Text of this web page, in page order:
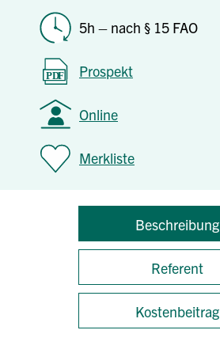
5h – nach § 15 FAO
Prospekt
Online
Merkliste
Beschreibung
Referent
Kostenbeitrag